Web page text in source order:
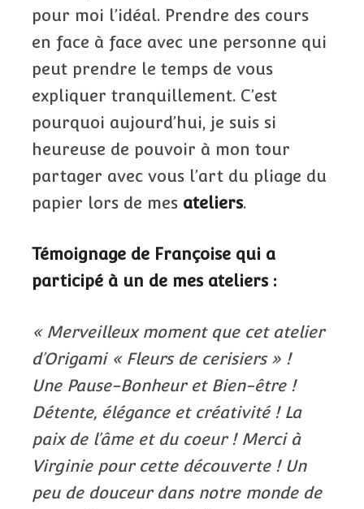
pour moi l’idéal. Prendre des cours
en face à face avec une personne qui
peut prendre le temps de vous
expliquer tranquillement. C’est
pourquoi aujourd’hui, je suis si
heureuse de pouvoir à mon tour
partager avec vous l’art du pliage du
papier lors de mes ateliers.
Témoignage de Françoise qui a
participé à un de mes ateliers :
« Merveilleux moment que cet atelier
d’Origami « Fleurs de cerisiers » !
Une Pause-Bonheur et Bien-être !
Détente, élégance et créativité ! La
paix de l’âme et du coeur ! Merci à
Virginie pour cette découverte ! Un
peu de douceur dans notre monde de